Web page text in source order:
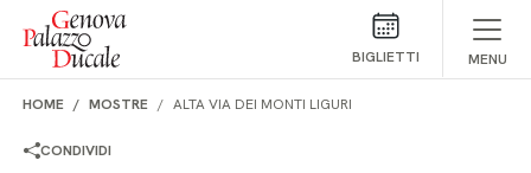
Salta al contenuto
BIGLIETTI MENU
HOME MOSTRE ALTA VIA DEI MONTI LIGURI
CONDIVIDI